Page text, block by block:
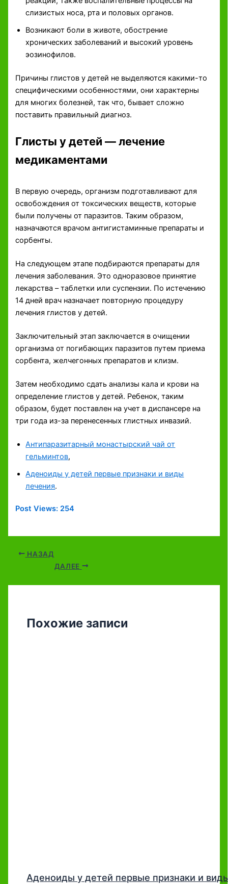
слизистых носа, рта и половых органов.
Возникают боли в животе, обострение
хронических заболеваний и высокий уровень
эозинофилов.
Причины глистов у детей не выделяются какими-то
специфическими особенностями, они характерны
для многих болезней, так что, бывает сложно
поставить правильный диагноз.
Глисты у детей — лечение
медикаментами
В первую очередь, организм подготавливают для
освобождения от токсических веществ, которые
были получены от паразитов. Таким образом,
назначаются врачом антигистаминные препараты и
сорбенты.
На следующем этапе подбираются препараты для
лечения заболевания. Это одноразовое принятие
лекарства – таблетки или суспензии. По истечению
14 дней врач назначает повторную процедуру
лечения глистов у детей.
Заключительный этап заключается в очищении
организма от погибающих паразитов путем приема
сорбента, желчегонных препаратов и клизм.
Затем необходимо сдать анализы кала и крови на
определение глистов у детей. Ребенок, таким
образом, будет поставлен на учет в диспансере на
три года из-за перенесенных глистных инвазий.
Антипаразитарный монастырский чай от
гельминтов,
Аденоиды у детей первые признаки и виды
лечения.
Post Views: 254
НАЗАД
ДАЛЕЕ
Похожие записи
Аденоиды у детей первые признаки и